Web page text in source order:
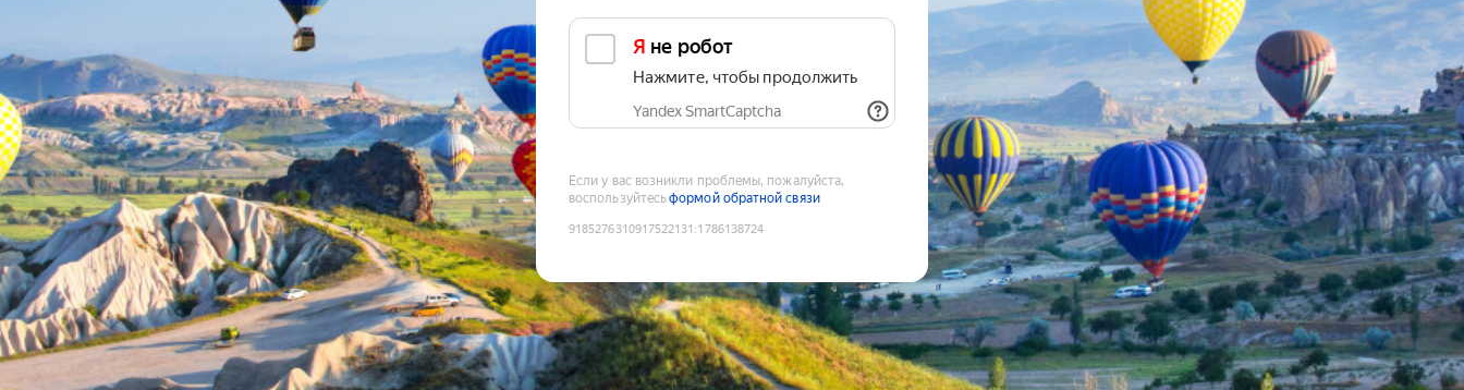
Я не робот
Нажмите, чтобы продолжить
Yandex SmartCaptcha
Если у вас возникли проблемы, пожалуйста,
воспользуйтесьформой обратной связи
9185276310917522131 :1786138724